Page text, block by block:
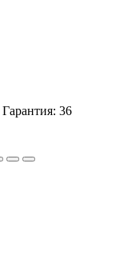
Гарантия: 36